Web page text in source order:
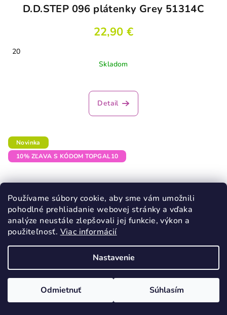
Používame súbory cookie, aby sme vám umožnili
pohodlné prehliadanie webovej stránky a vďaka
analýze neustále zlepšovali jej funkcie, výkon a
použiteľnosť. Viac informácií
Nastavenie
Odmietnuť Súhlasím
D.D.STEP 096 plátenky Grey 51314C
22,90 €
20
Skladom
Detail
Novinka
10% ZĽAVA S KÓDOM TOPGAL10